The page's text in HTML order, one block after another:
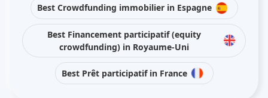
Best Crowdfunding immobilier in Espagne
Best Financement participatif (equity
crowdfunding) in Royaume-Uni
Best Prêt participatif in France